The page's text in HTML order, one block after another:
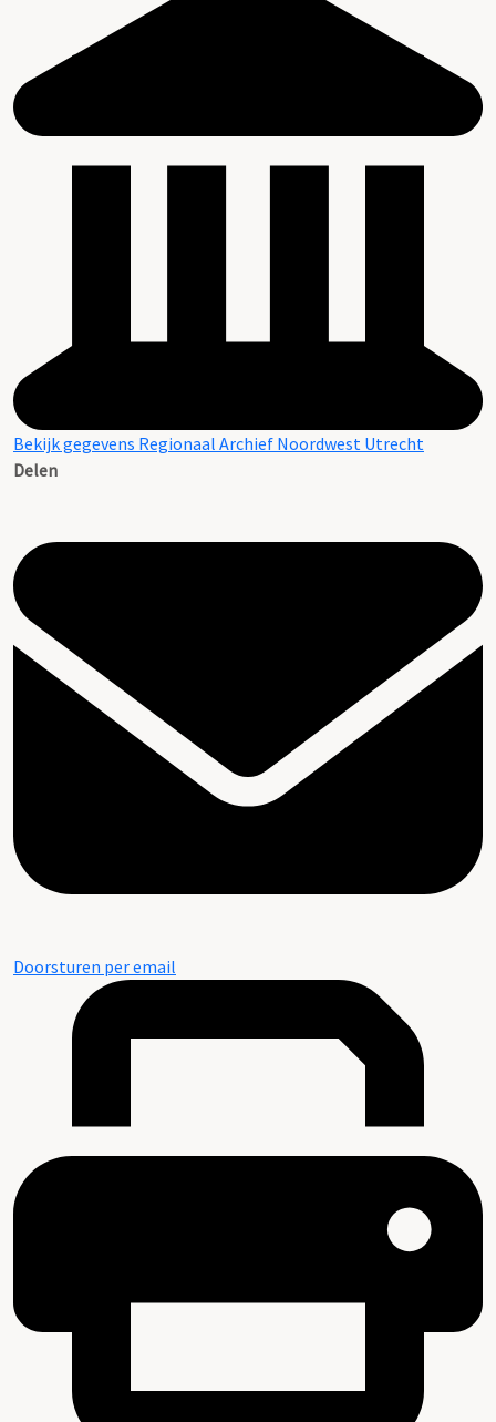
Bekijk gegevens Regionaal Archief Noordwest Utrecht
Delen
Doorsturen per email